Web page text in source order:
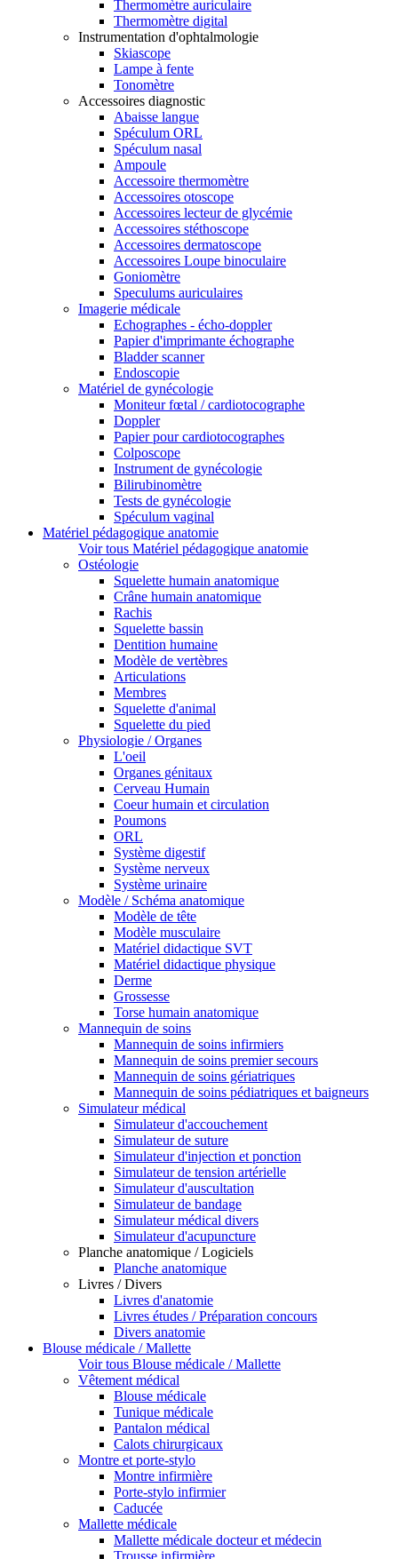
Thermomètre auriculaire
Thermomètre digital
Instrumentation d'ophtalmologie
Skiascope
Lampe à fente
Tonomètre
Accessoires diagnostic
Abaisse langue
Spéculum ORL
Spéculum nasal
Ampoule
Accessoire thermomètre
Accessoires otoscope
Accessoires lecteur de glycémie
Accessoires stéthoscope
Accessoires dermatoscope
Accessoires Loupe binoculaire
Goniomètre
Speculums auriculaires
Imagerie médicale
Echographes - écho-doppler
Papier d'imprimante échographe
Bladder scanner
Endoscopie
Matériel de gynécologie
Moniteur fœtal / cardiotocographe
Doppler
Papier pour cardiotocographes
Colposcope
Instrument de gynécologie
Bilirubinomètre
Tests de gynécologie
Spéculum vaginal
Matériel pédagogique anatomie
Voir tous Matériel pédagogique anatomie
Ostéologie
Squelette humain anatomique
Crâne humain anatomique
Rachis
Squelette bassin
Dentition humaine
Modèle de vertèbres
Articulations
Membres
Squelette d'animal
Squelette du pied
Physiologie / Organes
L'oeil
Organes génitaux
Cerveau Humain
Coeur humain et circulation
Poumons
ORL
Système digestif
Système nerveux
Système urinaire
Modèle / Schéma anatomique
Modèle de tête
Modèle musculaire
Matériel didactique SVT
Matériel didactique physique
Derme
Grossesse
Torse humain anatomique
Mannequin de soins
Mannequin de soins infirmiers
Mannequin de soins premier secours
Mannequin de soins gériatriques
Mannequin de soins pédiatriques et baigneurs
Simulateur médical
Simulateur d'accouchement
Simulateur de suture
Simulateur d'injection et ponction
Simulateur de tension artérielle
Simulateur d'auscultation
Simulateur de bandage
Simulateur médical divers
Simulateur d'acupuncture
Planche anatomique / Logiciels
Planche anatomique
Livres / Divers
Livres d'anatomie
Livres études / Préparation concours
Divers anatomie
Blouse médicale / Mallette
Voir tous Blouse médicale / Mallette
Vêtement médical
Blouse médicale
Tunique médicale
Pantalon médical
Calots chirurgicaux
Montre et porte-stylo
Montre infirmière
Porte-stylo infirmier
Caducée
Mallette médicale
Mallette médicale docteur et médecin
Trousse infirmière